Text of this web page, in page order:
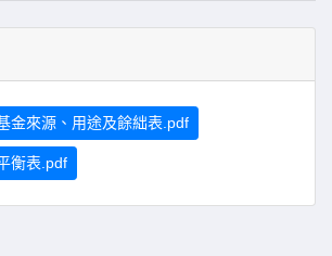
金來源、用途及餘絀表.pdf
衡表.pdf